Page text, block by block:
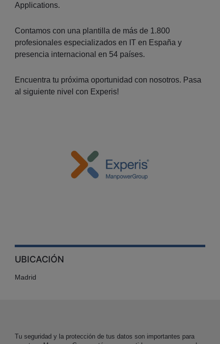
Applications.
Contamos con una plantilla de más de 1.800
profesionales especializados en IT en España y
presencia internacional en 54 países.
Encuentra tu próxima oportunidad con nosotros. Pasa
al siguiente nivel con Experis!
UBICACIÓN
Madrid
Tu seguridad y la protección de tus datos son importantes para